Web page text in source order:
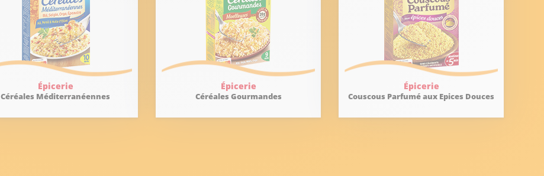
Épicerie
Céréales Méditerranéennes
Épicerie
Céréales Gourmandes
Épicerie
Couscous Parfumé aux Epices Douces